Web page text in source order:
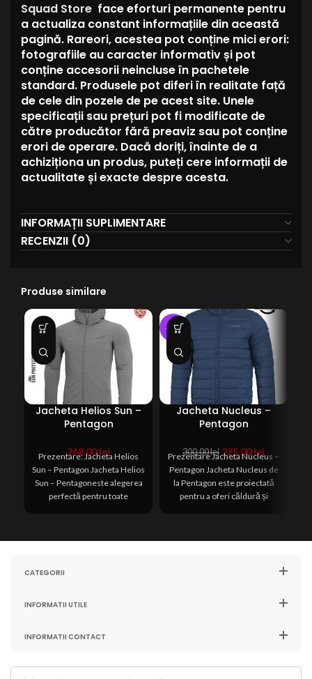
Squad Store face eforturi permanente pentru
a actualiza constant informațiile din această
pagină. Rareori, acestea pot conține mici erori:
fotografiile au caracter informativ și pot
conține accesorii neincluse în pachetele
standard. Produsele pot diferi în realitate față
de cele din pozele de pe acest site. Unele
specificații sau prețuri pot fi modificate de
către producător fără preaviz sau pot conține
erori de operare. Dacă doriți, înainte de a
achiziționa un produs, puteți cere informații de
actualitate și exacte despre acesta.
INFORMAȚII SUPLIMENTARE
RECENZII (0)
Produse similare
Jacheta Helios Sun –
Pentagon
268,00lei
Prezentare: Jacheta Helios
Sun – Pentagon Jacheta Helios
Sun – Pentagoneste alegerea
perfectă pentru toate
-25%
Jacheta Nucleus –
Pentagon
300,00lei Prețul
fost:
300,00 lei.
225,00lei
curent
este:
225,00 lei.
Prezentare Jacheta Nucleus –
Pentagon Jacheta Nucleus de
la Pentagon este proiectată
pentru a oferi căldură și
CATEGORII
INFORMATII UTILE
INFORMATII CONTACT